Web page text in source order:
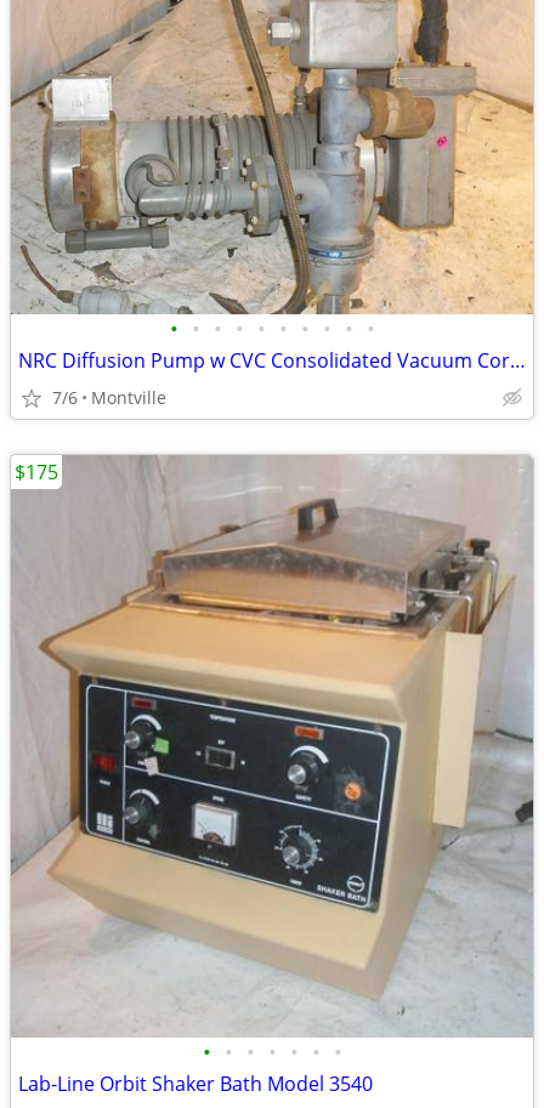
• • • • • • • • • •
NRC Diffusion Pump w CVC Consolidated Vacuum Corporation
7/6 Montville
• • • • • • •
Lab-Line Orbit Shaker Bath Model 3540
$175